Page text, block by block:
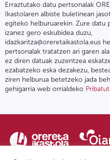
Erraztutako datu pertsonalak
Ikastolaren albiste buletinean
egiteko helburuarekin. Zure datu
izanez gero eskubidea duzu,
idazkaritza@oreretaikastola.eus
pertsonalak tratatzen ari garen
ez diren datuak zuzentzea
ezabatzeko eska dezakezu,
ziren helburua betetzeko jada
gehigarria web orrialdeko